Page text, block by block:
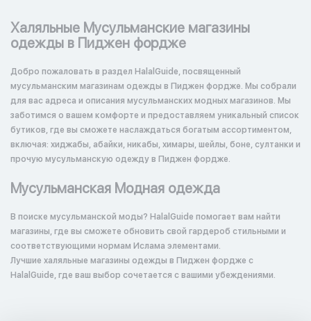
Халяльные Мусульманские магазины
одежды в Пиджен фордже
Добро пожаловать в раздел HalalGuide, посвященный
мусульманским магазинам одежды в Пиджен фордже. Мы собрали
для вас адреса и описания мусульманских модных магазинов. Мы
заботимся о вашем комфорте и предоставляем уникальный список
бутиков, где вы сможете наслаждаться богатым ассортиментом,
включая: хиджабы, абайки, никабы, химары, шейлы, боне, султанки и
прочую мусульманскую одежду в Пиджен фордже.
Мусульманская Модная одежда
В поиске мусульманской моды? HalalGuide помогает вам найти
магазины, где вы сможете обновить свой гардероб стильными и
соответствующими нормам Ислама элементами.
Лучшие халяльные магазины одежды в Пиджен фордже с
HalalGuide, где ваш выбор сочетается с вашими убеждениями.